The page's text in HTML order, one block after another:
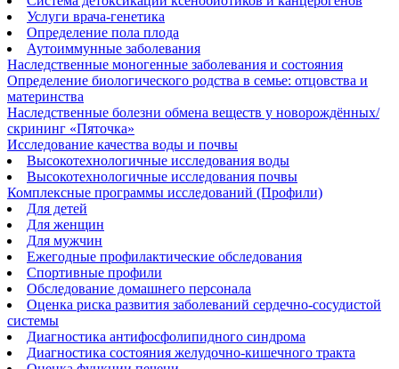
Услуги врача-генетика
Определение пола плода
Аутоиммунные заболевания
Наследственные моногенные заболевания и состояния
Определение биологического родства в семье: отцовства и
материнства
Наследственные болезни обмена веществ у новорождённых/
скрининг «Пяточка»
Исследование качества воды и почвы
Высокотехнологичные исследования воды
Высокотехнологичные исследования почвы
Комплексные программы исследований (Профили)
Для детей
Для женщин
Для мужчин
Ежегодные профилактические обследования
Спортивные профили
Обследование домашнего персонала
Оценка риска развития заболеваний сердечно-сосудистой
системы
Диагностика антифосфолипидного синдрома
Диагностика состояния желудочно-кишечного тракта